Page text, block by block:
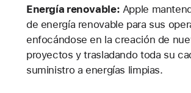
Energía renovable: Apple
de energía renovable para sus
enfocándose en la creación de
proyectos y trasladando toda su
suministro a energías limpias.